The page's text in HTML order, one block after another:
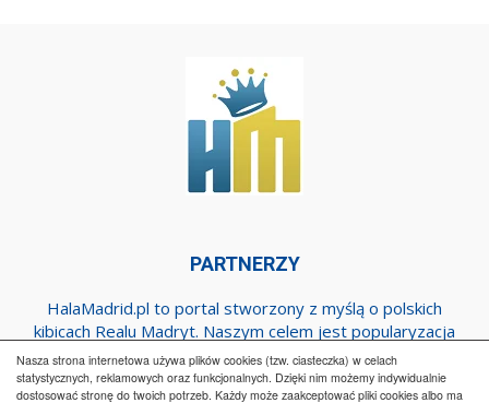
Nasza strona internetowa używa plików cookies (tzw. ciasteczka) w celach
statystycznych, reklamowych oraz funkcjonalnych. Dzięki nim możemy indywidualnie
dostosować stronę do twoich potrzeb. Każdy może zaakceptować pliki cookies albo ma
PARTNERZY
HalaMadrid.pl to portal stworzony z myślą o polskich
kibicach Realu Madryt. Naszym celem jest popularyzacja
klubu w Polsce oraz dostarczanie najnowszych informacji
dotyczących zespołu z Estadio Santiago Bernabeu.